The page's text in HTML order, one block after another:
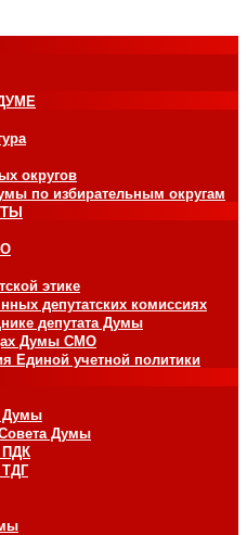
округов
по избирательным округам
этике
депутатских комиссиях
депутата Думы
Думы СМО
Единой учетной политики
Думы
Думы
ПДК
ТДГ